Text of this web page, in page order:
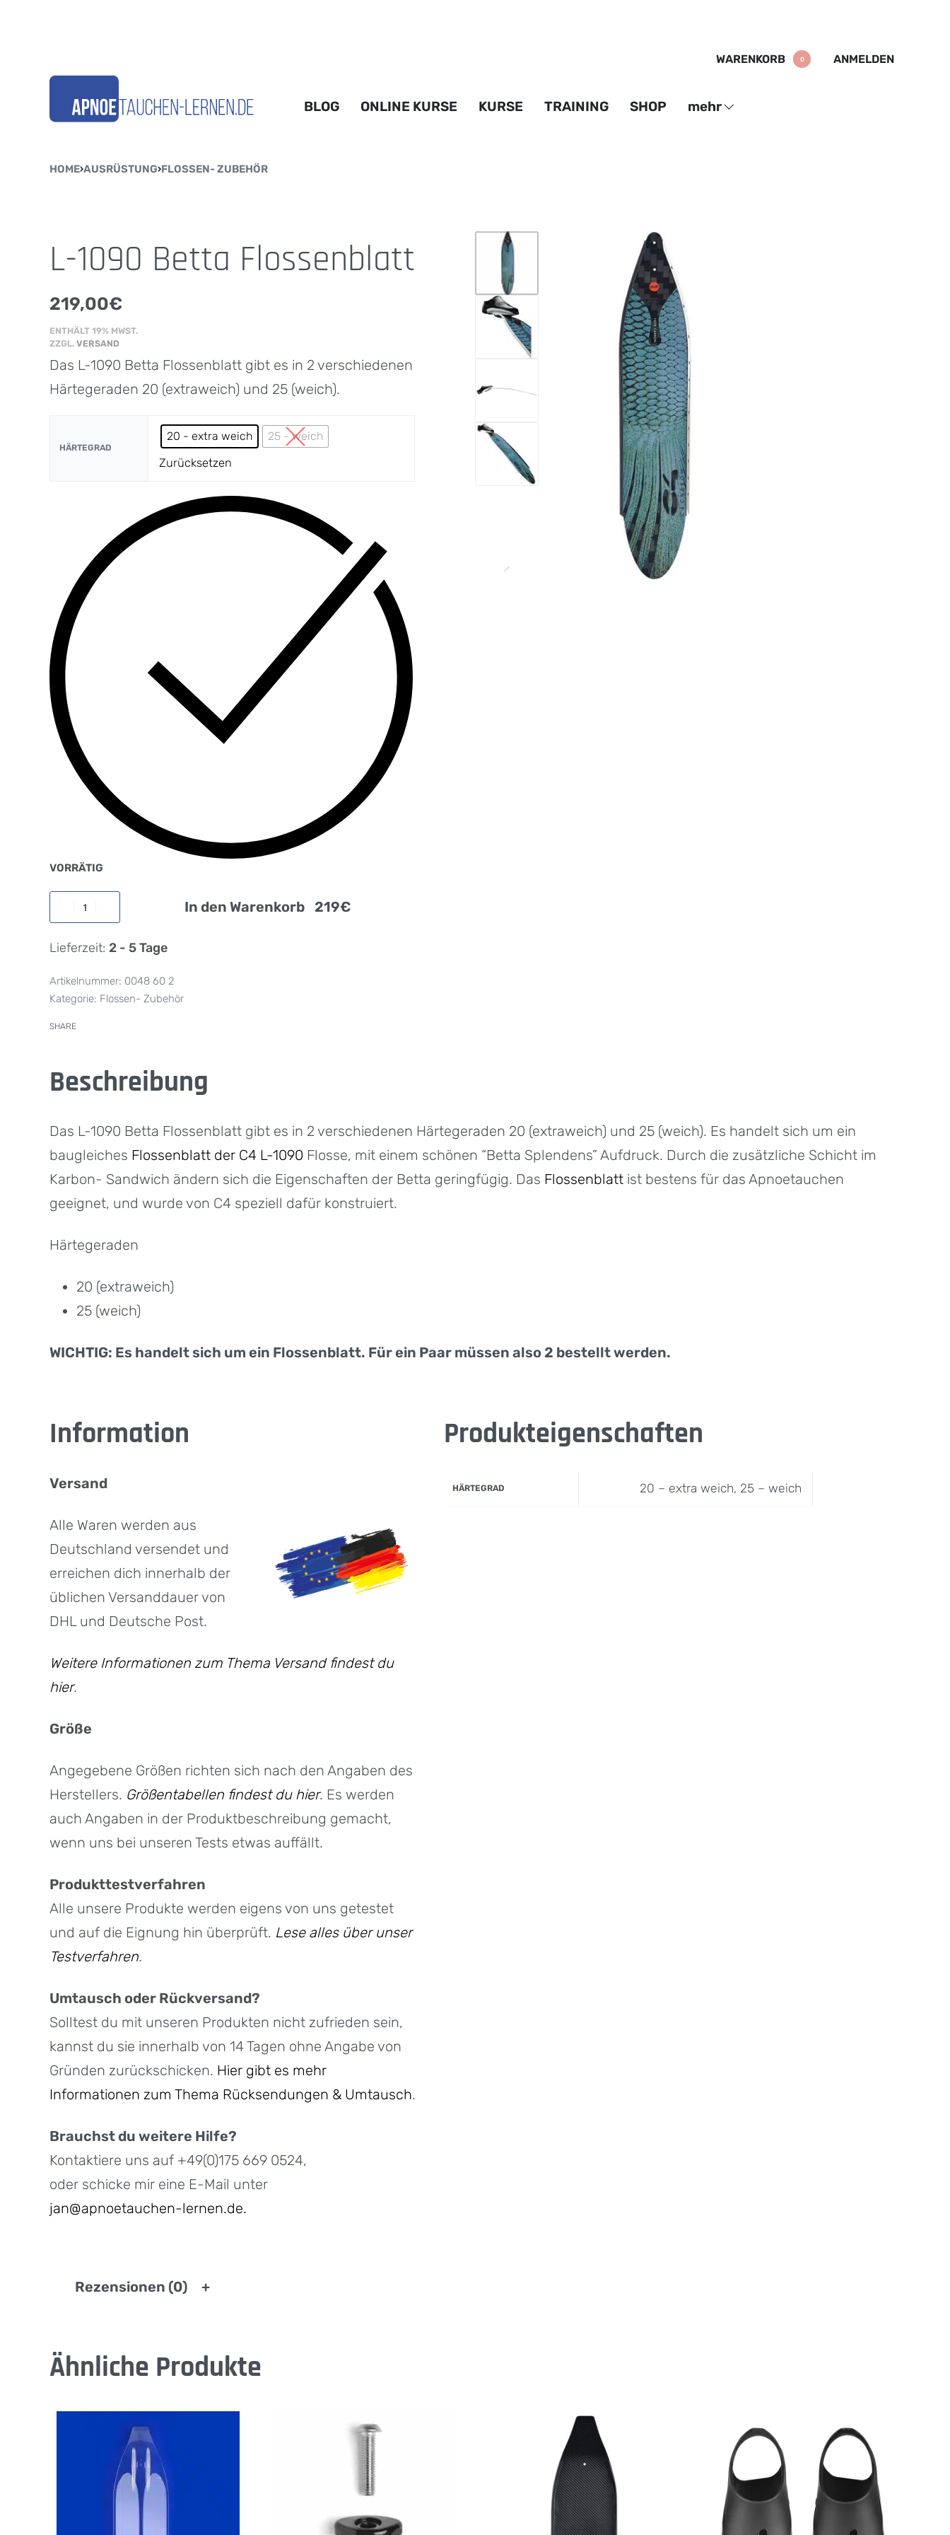
WARENKORB 0 ANMELDEN
BLOG ONLINE KURSE KURSE TRAINING SHOP mehr
HOME›AUSRÜSTUNG›FLOSSEN- ZUBEHÖR
L-1090 Betta Flossenblatt
219,00€
ENTHÄLT 19% MWST.
ZZGL. VERSAND
Das L-1090 Betta Flossenblatt gibt es in 2 verschiedenen
Härtegeraden 20 (extraweich) und 25 (weich).
HÄRTEGRAD
20 - extra weich 25 - weich
Zurücksetzen
VORRÄTIG
In den Warenkorb
Lieferzeit: 2 - 5 Tage
0048 60 2
Kategorie: Flossen- Zubehör
SHARE
Beschreibung
Das L-1090 Betta Flossenblatt gibt es in 2 verschiedenen Härtegeraden 20 (extraweich) und 25 (weich). Es handelt sich um ein
baugleiches Flossenblatt der C4 L-1090 Flosse, mit einem schönen “Betta Splendens” Aufdruck. Durch die zusätzliche Schicht im
Karbon- Sandwich ändern sich die Eigenschaften der Betta geringfügig. Das Flossenblatt ist bestens für das Apnoetauchen
geeignet, und wurde von C4 speziell dafür konstruiert.
Härtegeraden
20 (extraweich)
25 (weich)
WICHTIG: Es handelt sich um ein Flossenblatt. Für ein Paar müssen also 2 bestellt werden.
Information
Versand
Alle Waren werden aus
Deutschland versendet und
erreichen dich innerhalb der
üblichen Versanddauer von
DHL und Deutsche Post.
Weitere Informationen zum Thema Versand findest du
hier.
Größe
Angegebene Größen richten sich nach den Angaben des
Herstellers. Größentabellen findest du hier. Es werden
auch Angaben in der Produktbeschreibung gemacht,
wenn uns bei unseren Tests etwas auffällt.
Produkttestverfahren
Alle unsere Produkte werden eigens von uns getestet
und auf die Eignung hin überprüft. Lese alles über unser
Testverfahren.
Umtausch oder Rückversand?
Solltest du mit unseren Produkten nicht zufrieden sein,
kannst du sie innerhalb von 14 Tagen ohne Angabe von
Gründen zurückschicken. Hier gibt es mehr
Informationen zum Thema Rücksendungen & Umtausch.
Brauchst du weitere Hilfe?
Kontaktiere uns auf +49(0)175 669 0524,
oder schicke mir eine E-Mail unter
jan@apnoetauchen-lernen.de.
Produkteigenschaften
HÄRTEGRAD 20 – extra weich, 25 – weich
Rezensionen (0)
Ähnliche Produkte